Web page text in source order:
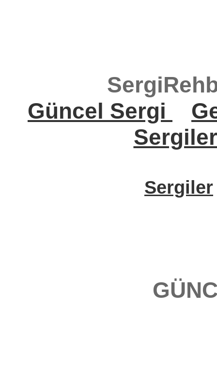
Güncel Sergi
Sergiler